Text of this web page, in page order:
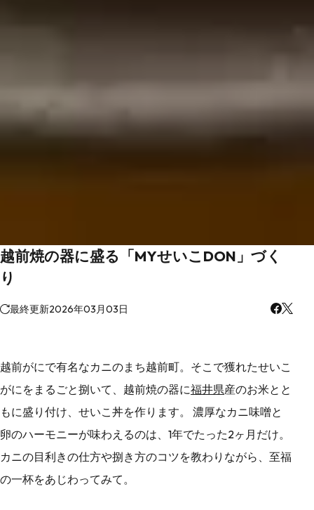
越前焼の器に盛る「MYせいこDON」づく
り
最終更新2026年03月03日
越前がにで有名なカニのまち越前町。そこで獲れたせいこ
がにをまるごと捌いて、越前焼の器に福井県産のお米とと
もに盛り付け、せいこ丼を作ります。 濃厚なカニ味噌と
卵のハーモニーが味わえるのは、1年でたった2ヶ月だけ。
カニの目利きの仕方や捌き方のコツを教わりながら、至福
の一杯をあじわってみて。